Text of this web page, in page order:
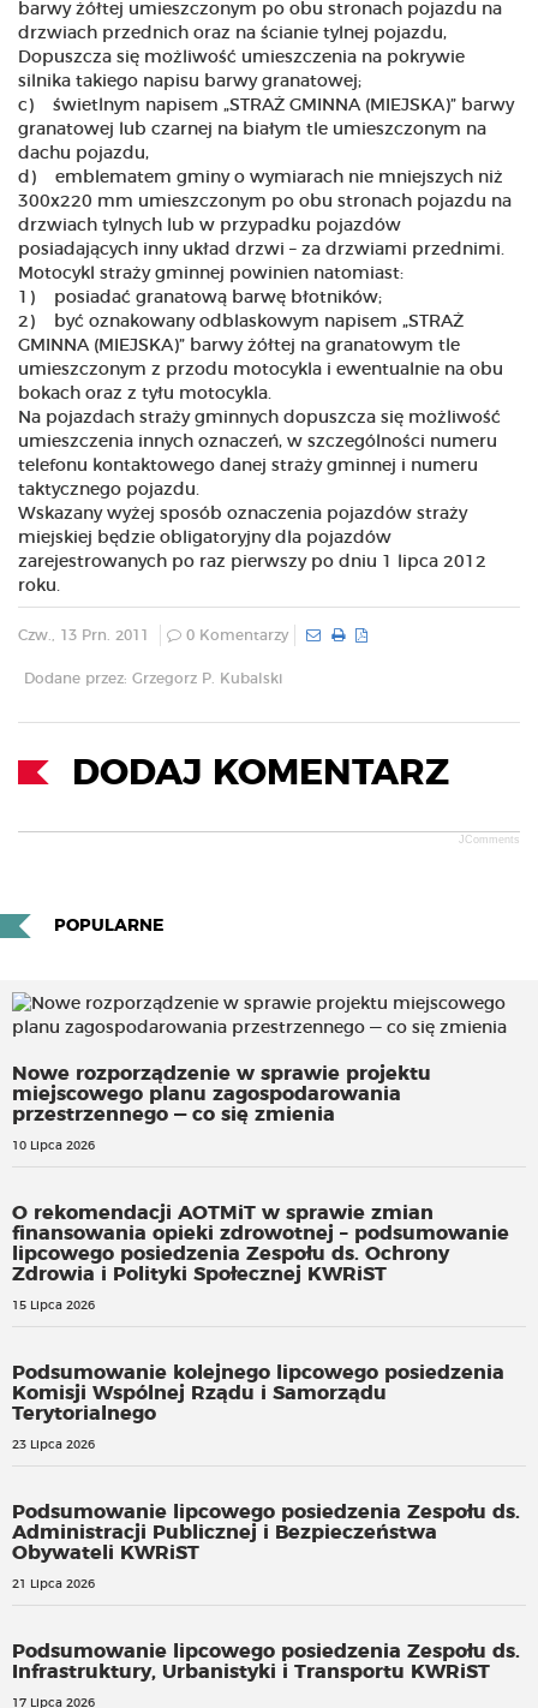
barwy żółtej umieszczonym po obu stronach pojazdu na
drzwiach przednich oraz na ścianie tylnej pojazdu,
Dopuszcza się możliwość umieszczenia na pokrywie
silnika takiego napisu barwy granatowej;
c) świetlnym napisem „STRAŻ GMINNA (MIEJSKA)” barwy
granatowej lub czarnej na białym tle umieszczonym na
dachu pojazdu,
d) emblematem gminy o wymiarach nie mniejszych niż
300x220 mm umieszczonym po obu stronach pojazdu na
drzwiach tylnych lub w przypadku pojazdów
posiadających inny układ drzwi – za drzwiami przednimi.
Motocykl straży gminnej powinien natomiast:
1) posiadać granatową barwę błotników;
2) być oznakowany odblaskowym napisem „STRAŻ
GMINNA (MIEJSKA)” barwy żółtej na granatowym tle
umieszczonym z przodu motocykla i ewentualnie na obu
bokach oraz z tyłu motocykla.
Na pojazdach straży gminnych dopuszcza się możliwość
umieszczenia innych oznaczeń, w szczególności numeru
telefonu kontaktowego danej straży gminnej i numeru
taktycznego pojazdu.
Wskazany wyżej sposób oznaczenia pojazdów straży
miejskiej będzie obligatoryjny dla pojazdów
zarejestrowanych po raz pierwszy po dniu 1 lipca 2012
roku.
Czw., 13 Prn. 2011 0 Komentarzy
Dodane przez: Grzegorz P. Kubalski
DODAJ KOMENTARZ
JComments
POPULARNE
Nowe rozporządzenie w sprawie projektu
miejscowego planu zagospodarowania
przestrzennego — co się zmienia
10 Lipca 2026
O rekomendacji AOTMiT w sprawie zmian
finansowania opieki zdrowotnej – podsumowanie
lipcowego posiedzenia Zespołu ds. Ochrony
Zdrowia i Polityki Społecznej KWRiST
15 Lipca 2026
Podsumowanie kolejnego lipcowego posiedzenia
Komisji Wspólnej Rządu i Samorządu
Terytorialnego
23 Lipca 2026
Podsumowanie lipcowego posiedzenia Zespołu ds.
Administracji Publicznej i Bezpieczeństwa
Obywateli KWRiST
21 Lipca 2026
Podsumowanie lipcowego posiedzenia Zespołu ds.
Infrastruktury, Urbanistyki i Transportu KWRiST
17 Lipca 2026